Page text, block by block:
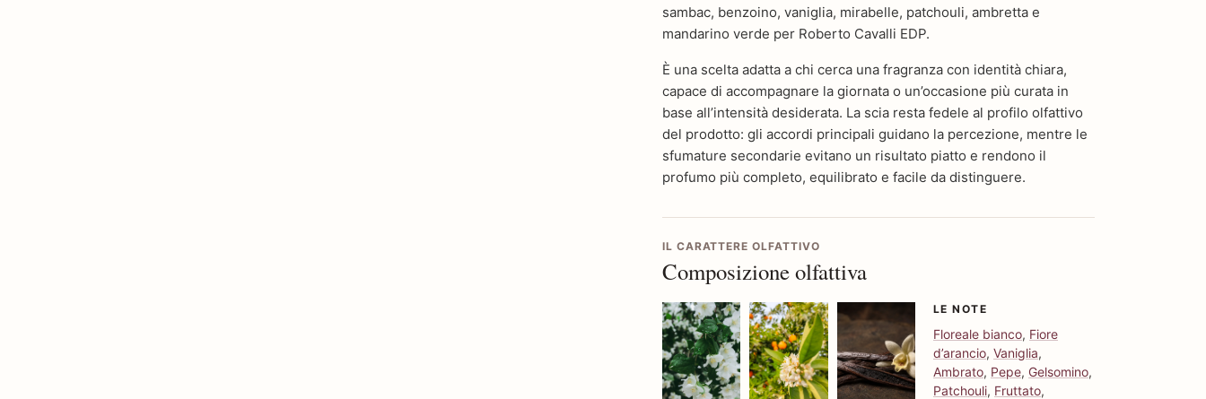
sambac, benzoino, vaniglia, mirabelle, patchouli, ambretta e
mandarino verde per Roberto Cavalli EDP.
È una scelta adatta a chi cerca una fragranza con identità chiara,
capace di accompagnare la giornata o un’occasione più curata in
base all’intensità desiderata. La scia resta fedele al profilo olfattivo
del prodotto: gli accordi principali guidano la percezione, mentre le
sfumature secondarie evitano un risultato piatto e rendono il
profumo più completo, equilibrato e facile da distinguere.
IL CARATTERE OLFATTIVO
Composizione olfattiva
LE NOTE
Floreale bianco, Fiore
d’arancio, Vaniglia,
Ambrato, Pepe, Gelsomino,
Patchouli, Fruttato,